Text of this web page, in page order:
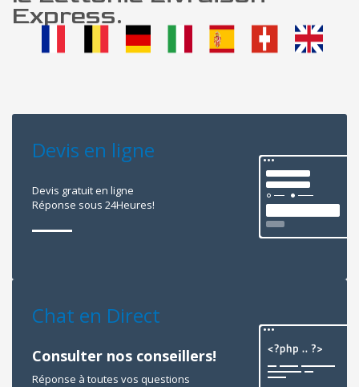
Express.
Devis en ligne
Devis gratuit en ligne
Réponse sous 24Heures!
Chat en Direct
Consulter nos conseillers!
Réponse à toutes vos questions